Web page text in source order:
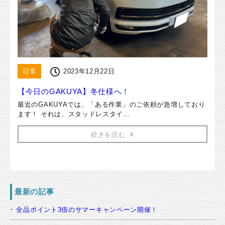
日常 2023年12月22日
【今日のGAKUYA】冬仕様へ！
最近のGAKUYAでは、「ある作業」のご依頼が急増しており
ます！ それは、スタッドレスタイ…
続きを読む
最新の記事
全品ポイント3倍のサマーキャンペーン開催！